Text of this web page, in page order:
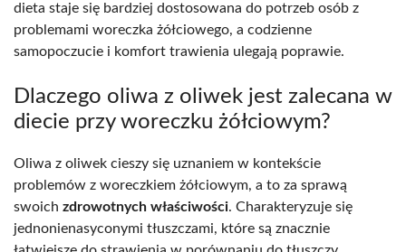
dieta staje się bardziej dostosowana do potrzeb osób z
problemami woreczka żółciowego, a codzienne
samopoczucie i komfort trawienia ulegają poprawie.
Dlaczego oliwa z oliwek jest zalecana w
diecie przy woreczku żółciowym?
Oliwa z oliwek cieszy się uznaniem w kontekście
problemów z woreczkiem żółciowym, a to za sprawą
swoich zdrowotnych właściwości. Charakteryzuje się
jednonienasyconymi tłuszczami, które są znacznie